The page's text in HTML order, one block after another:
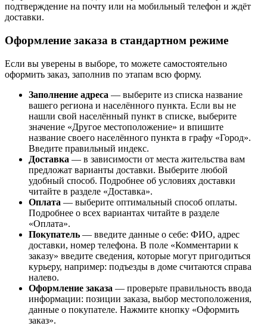
подтверждение на почту или на мобильный телефон и ждёт
доставки.
Оформление заказа в стандартном режиме
Если вы уверены в выборе, то можете самостоятельно
оформить заказ, заполнив по этапам всю форму.
Заполнение адреса — выберите из списка название
вашего региона и населённого пункта. Если вы не
нашли свой населённый пункт в списке, выберите
значение «Другое местоположение» и впишите
название своего населённого пункта в графу «Город».
Введите правильный индекс.
Доставка — в зависимости от места жительства вам
предложат варианты доставки. Выберите любой
удобный способ. Подробнее об условиях доставки
читайте в разделе «Доставка».
Оплата — выберите оптимальный способ оплаты.
Подробнее о всех вариантах читайте в разделе
«Оплата».
Покупатель — введите данные о себе: ФИО, адрес
доставки, номер телефона. В поле «Комментарии к
заказу» введите сведения, которые могут пригодиться
курьеру, например: подъезды в доме считаются справа
налево.
Оформление заказа — проверьте правильность ввода
информации: позиции заказа, выбор местоположения,
данные о покупателе. Нажмите кнопку «Оформить
заказ».